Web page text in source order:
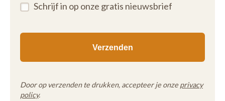
Schrijf in op onze gratis nieuwsbrief
Door op verzenden te drukken, accepteer je onze privacy
policy.